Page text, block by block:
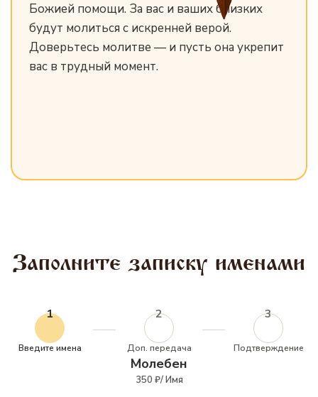
Божией помощи. За вас и ваших близких
будут молиться с искренней верой.
Доверьтесь молитве — и пусть она укрепит
вас в трудный момент.
Заполните записку именами
1
Введите имена
2
Доп. передача
3
Подтверждение
Молебен
350 ₽/ Имя